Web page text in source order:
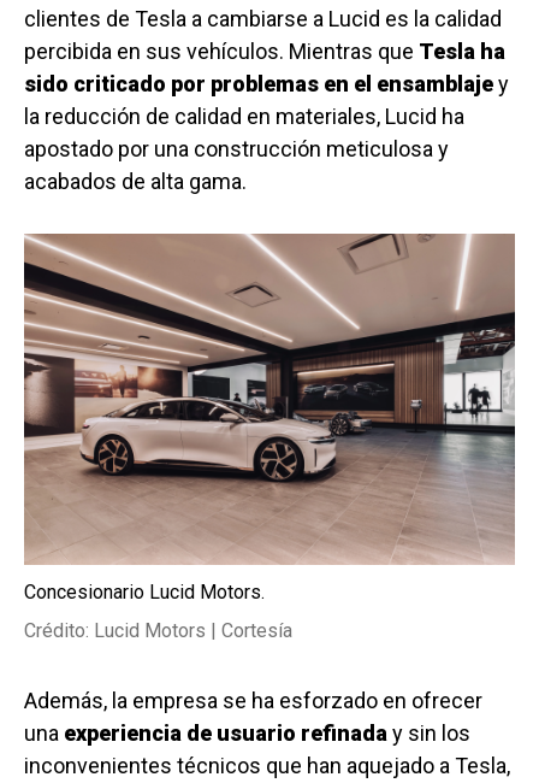
clientes de Tesla a cambiarse a Lucid es la calidad
percibida en sus vehículos. Mientras que Tesla ha
sido criticado por problemas en el ensamblajey
la reducción de calidad en materiales, Lucid ha
apostado por una construcción meticulosa y
acabados de alta gama.
Concesionario Lucid Motors.
Crédito: Lucid Motors | Cortesía
Además, la empresa se ha esforzado en ofrecer
una experiencia de usuario refinada y sin los
inconvenientes técnicos que han aquejado a Tesla,